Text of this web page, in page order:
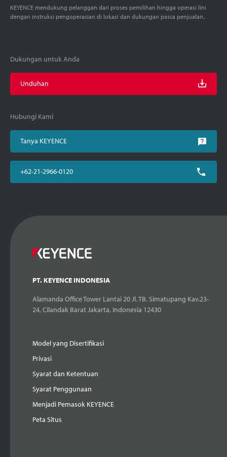
KEYENCE mendukung pelanggan dari proses pemilihan hingga operasi lini
dengan instruksi pengoperasian di lokasi dan dukungan pasca penjualan.
Dukungan untuk Anda
Unduhan
Hubungi Kami
Tanya KEYENCE
+62-21-2966-0120
PT. KEYENCE INDONESIA
Alamanda Office Tower Lantai 20 Jl. TB. Simatupang Kav.23-
24, Cilandak Barat Jakarta, Indonesia 12430
Model yang Disertifikasi
Privasi
Syarat dan Ketentuan
Syarat Penggunaan
Menjadi Pemasok KEYENCE
Peta Situs